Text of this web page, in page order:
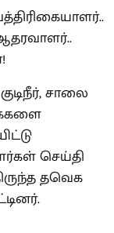
சாலை
செய்தி
தவெக